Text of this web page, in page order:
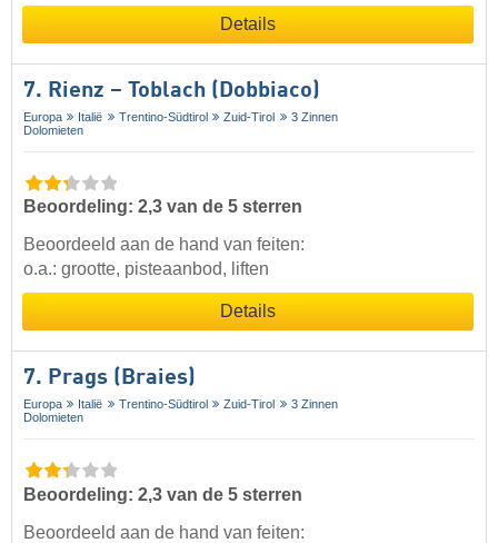
Details
7. Rienz – Toblach (Dobbiaco)
Europa Italië Trentino-Südtirol Zuid-Tirol
3 Zinnen
Dolomieten
Beoordeling: 2,3 van de 5 sterren
Beoordeeld aan de hand van feiten:
o.a.: grootte, pisteaanbod, liften
Details
7. Prags (Braies)
Europa Italië Trentino-Südtirol Zuid-Tirol
3 Zinnen
Dolomieten
Beoordeling: 2,3 van de 5 sterren
Beoordeeld aan de hand van feiten: